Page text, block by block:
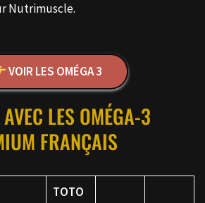
Nutrimuscle.
VOIR LES OMÉGA 3
LES OMÉGA-3
FRANÇAIS
TOTO